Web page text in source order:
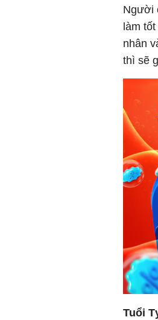
Người
làm
nhân
thì sẽ
Tuổi